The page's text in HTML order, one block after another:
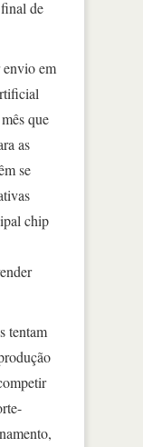
de
em
que
as
se
chip
tentam